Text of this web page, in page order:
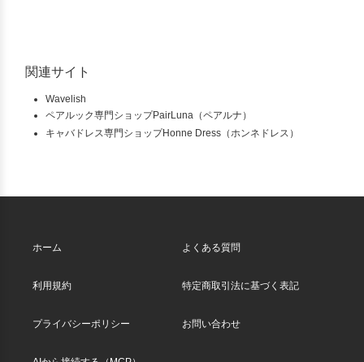
関連サイト
Wavelish
ペアルック専門ショップPairLuna（ペアルナ）
キャバドレス専門ショップHonne Dress（ホンネドレス）
ホーム よくある質問
利用規約 特定商取引法に基づく表記
プライバシーポリシー お問い合わせ